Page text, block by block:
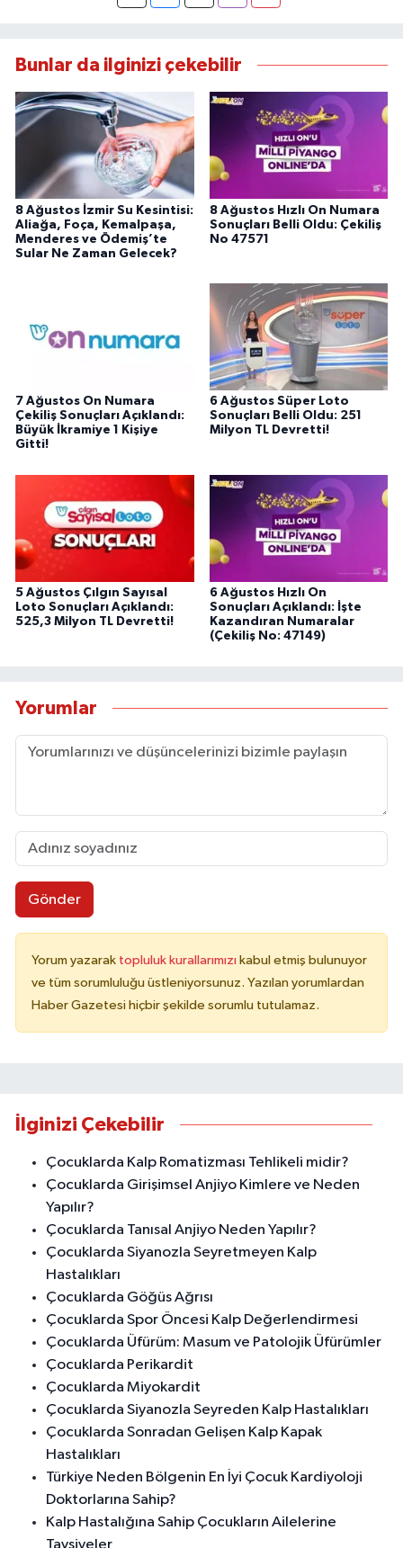
Bunlar da ilginizi çekebilir
8 Ağustos İzmir Su Kesintisi:
Aliağa, Foça, Kemalpaşa,
Menderes ve Ödemiş’te
Sular Ne Zaman Gelecek?
8 Ağustos Hızlı On Numara
Sonuçları Belli Oldu: Çekiliş
No 47571
7 Ağustos On Numara
Çekiliş Sonuçları Açıklandı:
Büyük İkramiye 1 Kişiye
Gitti!
6 Ağustos Süper Loto
Sonuçları Belli Oldu: 251
Milyon TL Devretti!
5 Ağustos Çılgın Sayısal
Loto Sonuçları Açıklandı:
525,3 Milyon TL Devretti!
6 Ağustos Hızlı On
Sonuçları Açıklandı: İşte
Kazandıran Numaralar
(Çekiliş No: 47149)
Yorumlar
Gönder
Yorum yazarak topluluk kurallarımızı kabul etmiş bulunuyor
ve tüm sorumluluğu üstleniyorsunuz. Yazılan yorumlardan
Haber Gazetesi hiçbir şekilde sorumlu tutulamaz.
İlginizi Çekebilir
Çocuklarda Kalp Romatizması Tehlikeli midir?
Çocuklarda Girişimsel Anjiyo Kimlere ve Neden
Yapılır?
Çocuklarda Tanısal Anjiyo Neden Yapılır?
Çocuklarda Siyanozla Seyretmeyen Kalp
Hastalıkları
Çocuklarda Göğüs Ağrısı
Çocuklarda Spor Öncesi Kalp Değerlendirmesi
Çocuklarda Üfürüm: Masum ve Patolojik Üfürümler
Çocuklarda Perikardit
Çocuklarda Miyokardit
Çocuklarda Siyanozla Seyreden Kalp Hastalıkları
Çocuklarda Sonradan Gelişen Kalp Kapak
Hastalıkları
Türkiye Neden Bölgenin En İyi Çocuk Kardiyoloji
Doktorlarına Sahip?
Kalp Hastalığına Sahip Çocukların Ailelerine